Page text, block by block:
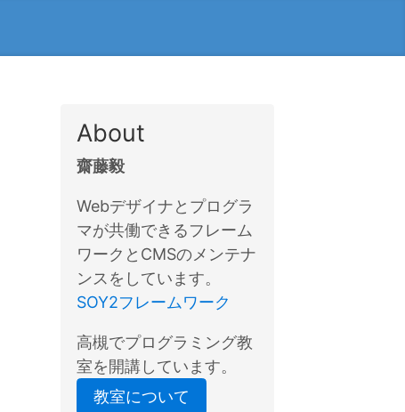
About
齋藤毅
Webデザイナとプログラ
マが共働できるフレーム
ワークとCMSのメンテナ
ンスをしています。
SOY2フレームワーク
高槻でプログラミング教
室を開講しています。
教室について